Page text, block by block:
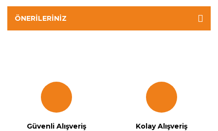
ÖNERILERINIZ
Güvenli Alışveriş Kolay Alışveriş